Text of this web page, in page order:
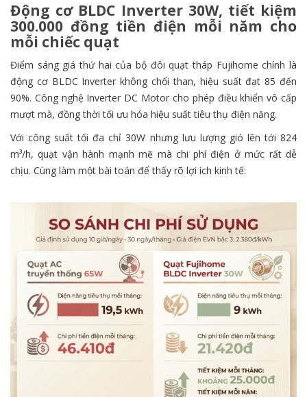
Động cơ BLDC Inverter 30W, tiết kiệm
300.000 đồng tiền điện mỗi năm cho
mỗi chiếc quạt
Điểm sáng giá thứ hai của bộ đôi quạt tháp Fujihome chính là
động cơ BLDC Inverter không chổi than, hiệu suất đạt 85 đến
90%. Công nghệ Inverter DC Motor cho phép điều khiển vô cấp
mượt mà, đồng thời tối ưu hóa hiệu suất tiêu thụ điện năng.
Với công suất tối đa chỉ 30W nhưng lưu lượng gió lên tới 824
m³/h, quạt vận hành mạnh mẽ mà chi phí điện ở mức rất dễ
chịu. Cùng làm một bài toán để thấy rõ lợi ích kinh tế: